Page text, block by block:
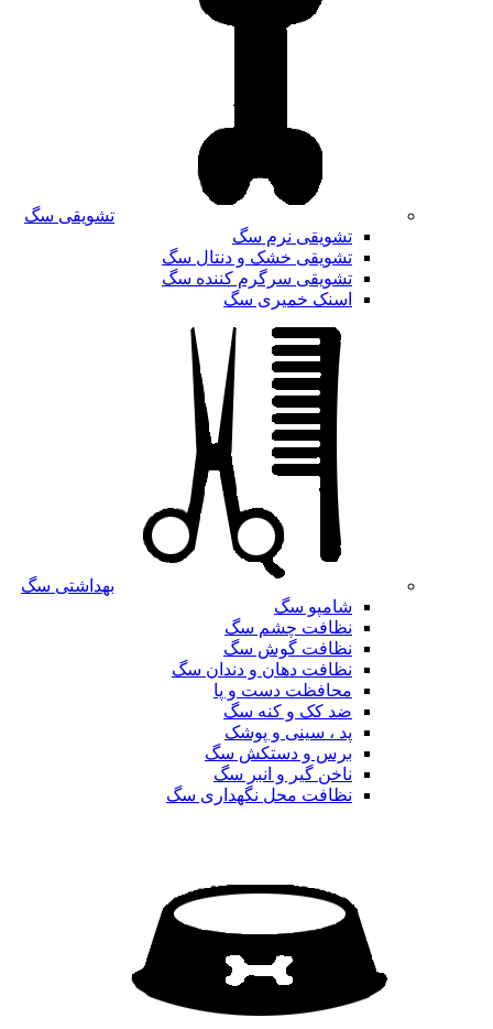
تشویقی سگ
تشویقی نرم سگ
تشویقی خشک و دنتال سگ
تشویقی سرگرم کننده سگ
اسنک خمیری سگ
بهداشتی سگ
شامپو سگ
نظافت چشم سگ
نظافت گوش سگ
نظافت دهان و دندان سگ
محافظت دست و پا
ضد کک و کنه سگ
پد ، سینی و پوشک
برس و دستکش سگ
ناخن گیر و انبر سگ
نظافت محل نگهداری سگ